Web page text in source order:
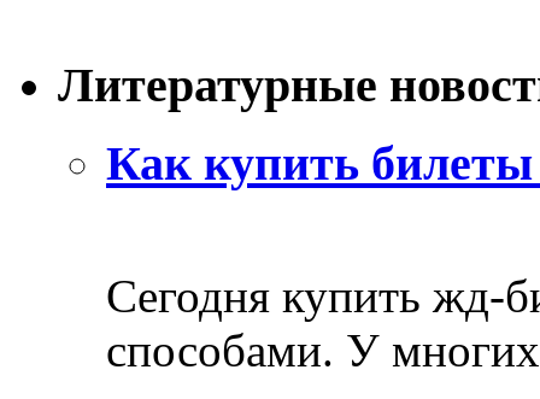
Литературные
Как купить билеты
Сегодня купить жд-
способами. У